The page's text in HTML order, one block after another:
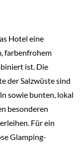
Hotel eine
farbenfrohem
ist. Die
der Salzwüste sind
sowie bunten, lokal
besonderen
Für ein
Glamping-